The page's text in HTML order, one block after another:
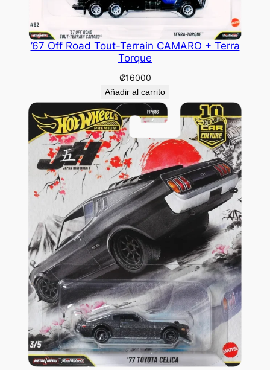
’67 Off Road Tout-Terrain CAMARO + Terra
Torque
₡16000
Añadir al carrito